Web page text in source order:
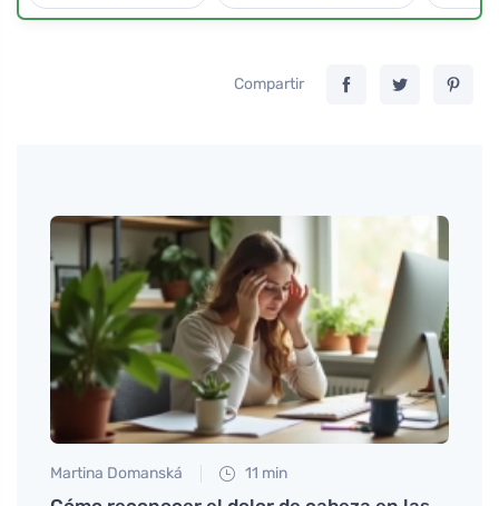
Compartir
Martina Domanská 11 min